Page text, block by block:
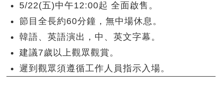
5/22(五)中午12:00起 全面啟售。
節目全長約60分鐘，無中場休息。
韓語、英語演出，中、英文字幕。
建議7歲以上觀眾觀賞。
遲到觀眾須遵循工作人員指示入場。